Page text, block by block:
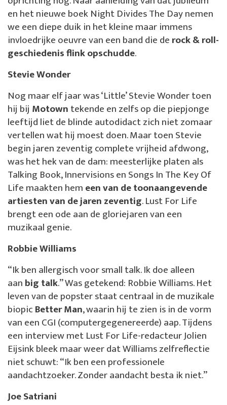
en het nieuwe boek Night Divides The Day nemen
we een diepe duik in het kleine maar immens
invloedrijke oeuvre van een band die derock & roll-
geschiedenis flink opschudde.
Stevie Wonder
Nog maar elf jaar was ‘Little’ Stevie Wonder toen
hij bij Motowntekende en zelfs op die piepjonge
leeftijd liet de blinde autodidact zich niet zomaar
vertellen wat hij moest doen. Maar toen Stevie
begin jaren zeventig complete vrijheid afdwong,
was het hek van de dam: meesterlijke platen als
Talking Book, Innervisions en Songs In The Key Of
Life maakten hemeen van detoonaangevende
artiesten van de jaren zeventig. Lust For Life
brengt een ode aan de gloriejaren van een
muzikaal genie.
Robbie Williams
“Ik ben allergisch voor small talk. Ik doe alleen
aanbig talk.” Was getekend: Robbie Williams. Het
leven van de popster staat centraal in de muzikale
biopicBetter Man, waarin hij te zien is in de vorm
van een CGI (computergegenereerde) aap. Tijdens
een interview met Lust For Life-redacteur Jolien
Eijsink bleek maar weer dat Williams zelfreflectie
niet schuwt: “Ik ben een professionele
aandachtzoeker. Zonder aandacht besta ik niet.”
Joe Satriani